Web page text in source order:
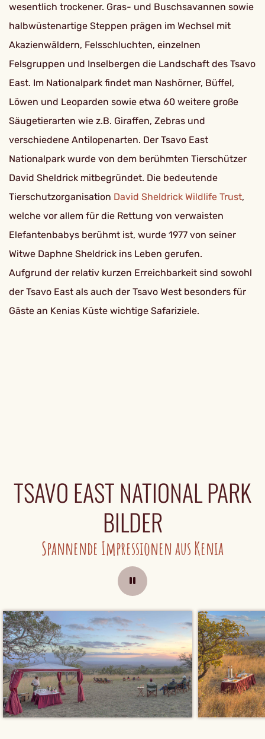
wesentlich trockener. Gras- und Buschsavannen sowie
halbwüstenartige Steppen prägen im Wechsel mit
Akazienwäldern, Felsschluchten, einzelnen
Felsgruppen und Inselbergen die Landschaft des Tsavo
East. Im Nationalpark findet man Nashörner, Büffel,
Löwen und Leoparden sowie etwa 60 weitere große
Säugetierarten wie z.B. Giraffen, Zebras und
verschiedene Antilopenarten. Der Tsavo East
Nationalpark wurde von dem berühmten Tierschützer
David Sheldrick mitbegründet. Die bedeutende
Tierschutzorganisation David Sheldrick Wildlife Trust,
welche vor allem für die Rettung von verwaisten
Elefantenbabys berühmt ist, wurde 1977 von seiner
Witwe Daphne Sheldrick ins Leben gerufen.
Aufgrund der relativ kurzen Erreichbarkeit sind sowohl
der Tsavo East als auch der Tsavo West besonders für
Gäste an Kenias Küste wichtige Safariziele.
TSAVO EAST NATIONAL PARK
BILDER
Spannende Impressionen aus Kenia